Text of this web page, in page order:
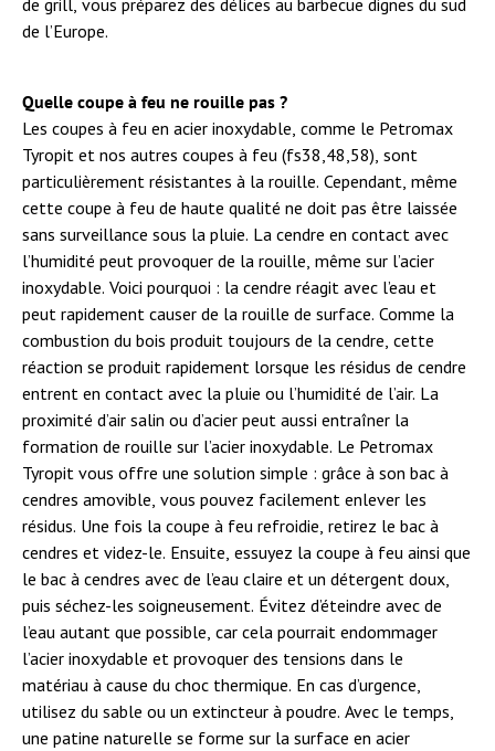
de l’Europe.
Quelle coupe à feu ne rouille pas ?
Les coupes à feu en acier inoxydable, comme le Petromax
Tyropit et nos autres coupes à feu (fs38,48,58), sont
particulièrement résistantes à la rouille. Cependant, même
cette coupe à feu de haute qualité ne doit pas être laissée
sans surveillance sous la pluie. La cendre en contact avec
l’humidité peut provoquer de la rouille, même sur l’acier
inoxydable. Voici pourquoi : la cendre réagit avec l’eau et
peut rapidement causer de la rouille de surface. Comme la
combustion du bois produit toujours de la cendre, cette
réaction se produit rapidement lorsque les résidus de cendre
entrent en contact avec la pluie ou l’humidité de l’air. La
proximité d’air salin ou d’acier peut aussi entraîner la
formation de rouille sur l’acier inoxydable. Le Petromax
Tyropit vous offre une solution simple : grâce à son bac à
cendres amovible, vous pouvez facilement enlever les
résidus. Une fois la coupe à feu refroidie, retirez le bac à
cendres et videz-le. Ensuite, essuyez la coupe à feu ainsi que
le bac à cendres avec de l’eau claire et un détergent doux,
puis séchez-les soigneusement. Évitez d’éteindre avec de
l’eau autant que possible, car cela pourrait endommager
l’acier inoxydable et provoquer des tensions dans le
matériau à cause du choc thermique. En cas d’urgence,
utilisez du sable ou un extincteur à poudre. Avec le temps,
une patine naturelle se forme sur la surface en acier